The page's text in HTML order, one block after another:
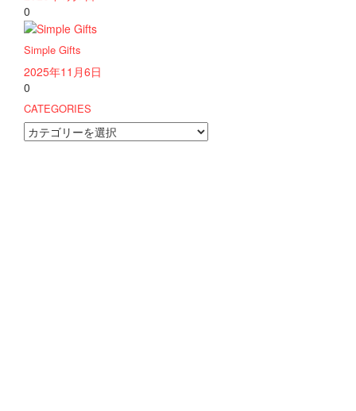
0
Simple Gifts
2025年11月6日
0
CATEGORIES
CATEGORIES